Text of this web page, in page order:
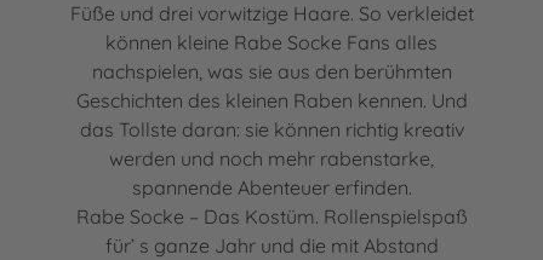
Füße und drei vorwitzige Haare. So verkleidet
können kleine Rabe Socke Fans alles
nachspielen, was sie aus den berühmten
Geschichten des kleinen Raben kennen. Und
das Tollste daran: sie können richtig kreativ
werden und noch mehr rabenstarke,
spannende Abenteuer erfinden.
Rabe Socke – Das Kostüm. Rollenspielspaß
für’ s ganze Jahr und die mit Abstand